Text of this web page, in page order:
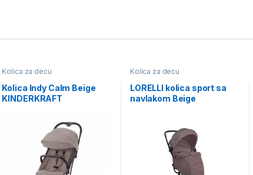
Kolica za decu
Kolica Indy Calm Beige
KINDERKRAFT
Kolica za decu
LORELLI kolica sport sa
navlakom Beige